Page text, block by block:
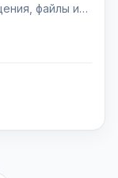
файлы или
в более